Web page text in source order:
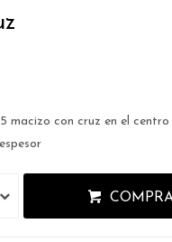
macizo con cruz en el